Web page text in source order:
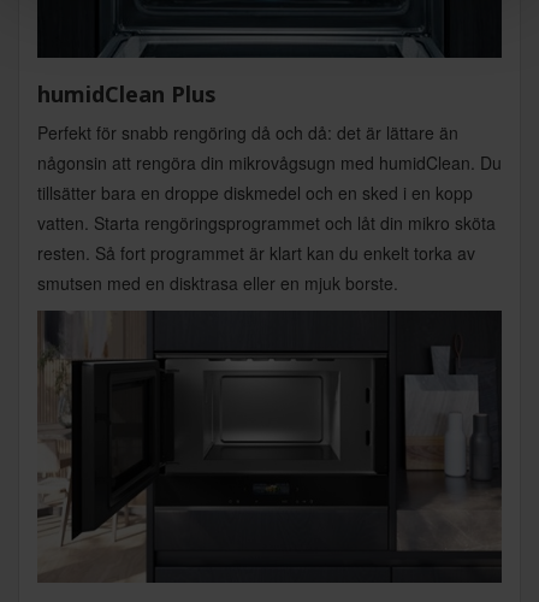
humidClean Plus
Perfekt för snabb rengöring då och då: det är lättare än
någonsin att rengöra din mikrovågsugn med humidClean. Du
tillsätter bara en droppe diskmedel och en sked i en kopp
vatten. Starta rengöringsprogrammet och låt din mikro sköta
resten. Så fort programmet är klart kan du enkelt torka av
smutsen med en disktrasa eller en mjuk borste.